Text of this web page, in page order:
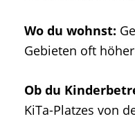
Wo du wohnst:
Gebieten oft
Ob du
KiTa-Platzes von